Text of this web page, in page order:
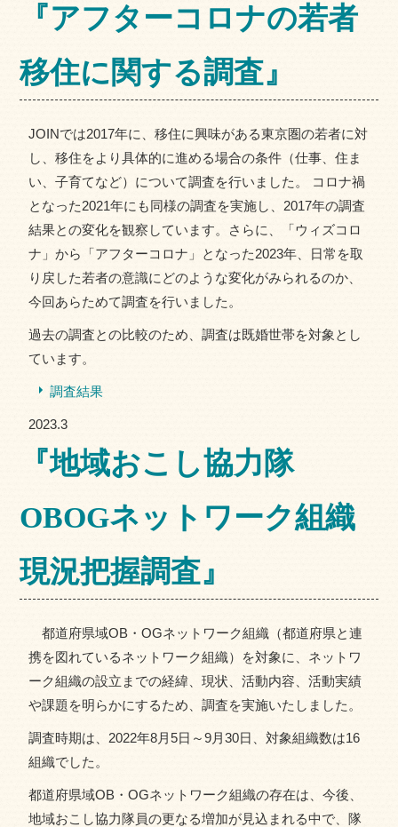
『アフターコロナの若者
移住に関する調査』
JOINでは2017年に、移住に興味がある東京圏の若者に対
し、移住をより具体的に進める場合の条件（仕事、住ま
い、子育てなど）について調査を行いました。 コロナ禍
となった2021年にも同様の調査を実施し、2017年の調査
結果との変化を観察しています。さらに、「ウィズコロ
ナ」から「アフターコロナ」となった2023年、日常を取
り戻した若者の意識にどのような変化がみられるのか、
今回あらためて調査を行いました。
過去の調査との比較のため、調査は既婚世帯を対象とし
ています。
調査結果
2023.3
『地域おこし協力隊
OBOGネットワーク組織
現況把握調査』
都道府県域OB・OGネットワーク組織（都道府県と連
携を図れているネットワーク組織）を対象に、ネットワ
ーク組織の設立までの経緯、現状、活動内容、活動実績
や課題を明らかにするため、調査を実施いたしました。
調査時期は、2022年8月5日～9月30日、対象組織数は16
組織でした。
都道府県域OB・OGネットワーク組織の存在は、今後、
地域おこし協力隊員の更なる増加が見込まれる中で、隊